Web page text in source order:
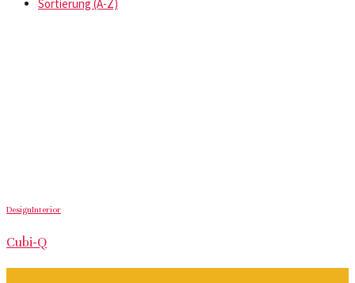
Sortierung (A-Z)
DesignInterior
Cubi-Q